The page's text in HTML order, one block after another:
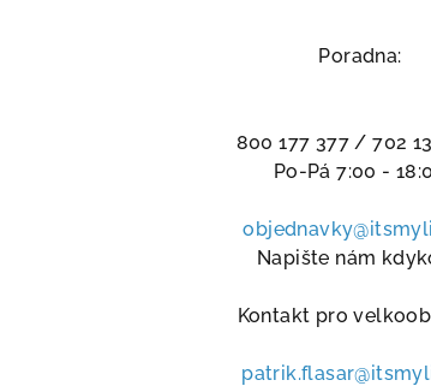
Poradna:
800 177 377 / 702
Po-Pá 7:00 -
Napište nám
Kontakt pro